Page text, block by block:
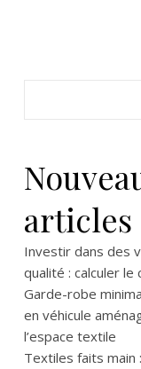
articles
Investir dans des
qualité : calculer
Garde-robe
en véhicule
l’espace textile
Textiles faits main